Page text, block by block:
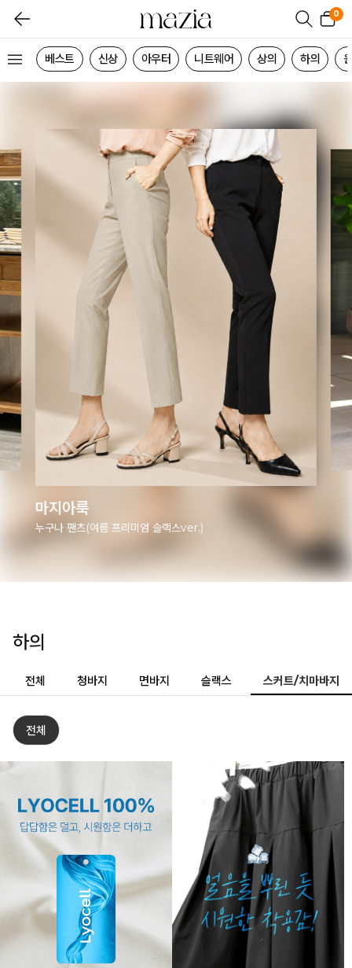
0
베스트 신상 아우터 니트웨어 상의 하의
마지아룩
매직스판 두기장 쿨 스커트(숏.기본ver)
하의
전체 청바지 면바지 슬랙스 스커트/치마바지
전체